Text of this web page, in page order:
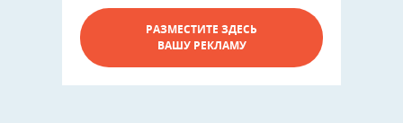
РАЗМЕСТИТЕ ЗДЕСЬ
ВАШУ РЕКЛАМУ